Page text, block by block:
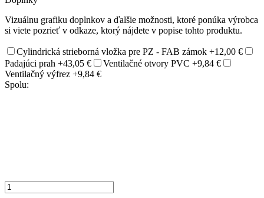
Vizuálnu grafiku doplnkov a ďalšie možnosti, ktoré ponúka výrobca
si viete pozrieť v odkaze, ktorý nájdete v popise tohto produktu.
Cylindrická strieborná vložka pre PZ - FAB zámok +12,00 €
Padajúci prah +43,05 € Ventilačné otvory PVC +9,84 €
Ventilačný výfrez +9,84 €
Spolu: